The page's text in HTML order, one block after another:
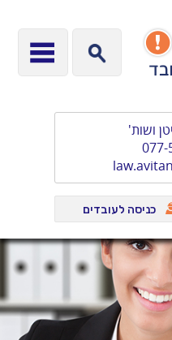
ושות'
077-
כניסה לעובדים